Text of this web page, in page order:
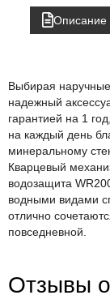
Описание
Выбирая
надежный
гарантией на 1
на каждый день
минеральному
Кварцевый
водозащита
водными видами
отлично
повседневной.
Отзывы